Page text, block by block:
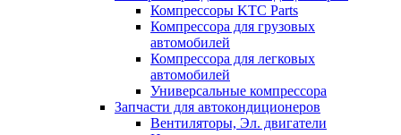
Компрессоры KTC Parts
Компрессора для грузовых
автомобилей
Компрессора для легковых
автомобилей
Универсальные компрессора
Запчасти для автокондиционеров
Вентиляторы, Эл. двигатели